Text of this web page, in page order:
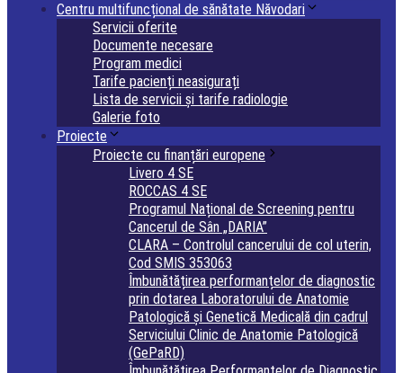
Centru multifuncțional de sănătate Năvodari
Servicii oferite
Documente necesare
Program medici
Tarife pacienți neasigurați
Lista de servicii și tarife radiologie
Galerie foto
Proiecte
Proiecte cu finanțări europene
Livero 4 SE
ROCCAS 4 SE
Programul Național de Screening pentru
Cancerul de Sân „DARIA”
CLARA – Controlul cancerului de col uterin,
Cod SMIS 353063
Îmbunătățirea performanțelor de diagnostic
prin dotarea Laboratorului de Anatomie
Patologică și Genetică Medicală din cadrul
Serviciului Clinic de Anatomie Patologică
(GePaRD)